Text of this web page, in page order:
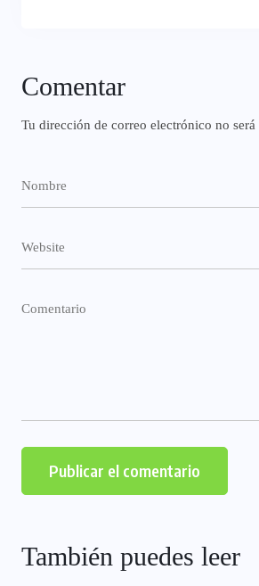
Comentar
Tu dirección de correo electrónico no será
También puedes leer